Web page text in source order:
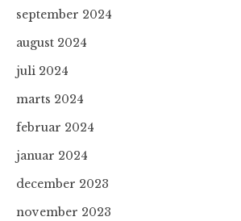
september 2024
august 2024
juli 2024
marts 2024
februar 2024
januar 2024
december 2023
november 2023